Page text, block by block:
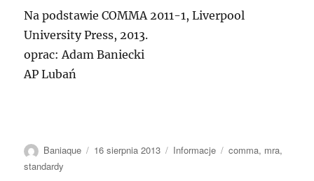
Na podstawie COMMA 2011-1, Liverpool
University Press, 2013.
oprac: Adam Baniecki
AP Lubań
Autor
Baniaque
Data
16 sierpnia 2013 Kategorie
Informacje Tagi
comma, mra,
standardy